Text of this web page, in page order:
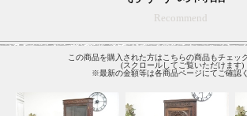
Recommend
この商品を購入された方はこちらの商品もチェッ
(スクロールしてご覧いただけます)
※最新の金額等は各商品ページにてご確認